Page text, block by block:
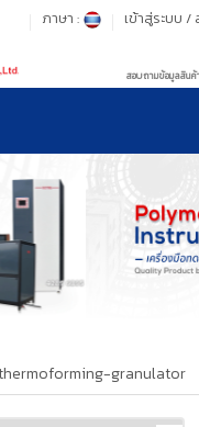
ครื่องมือทดสอบวัสดุ ! ยืน 1 เรื่อ
เข้าสู่ระบบ /
ภาษา :
สอบถามข้อมูลสินค้
granulator